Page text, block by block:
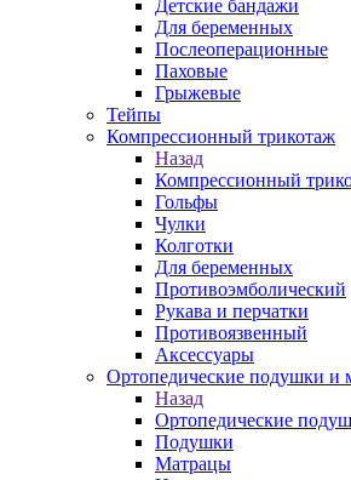
Детские бандажи
Для беременных
Послеоперационные
Паховые
Грыжевые
Тейпы
Компрессионный трикотаж
Назад
Компрессионный
Гольфы
Чулки
Колготки
Для беременных
Противоэмболический
Рукава и перчатки
Противоязвенный
Аксессуары
Ортопедические подушки и
Назад
Ортопедические
Подушки
Матрацы